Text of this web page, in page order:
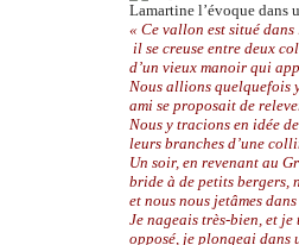
Lamartine l’évoque dans
« Ce vallon est situé
il se creuse entre deux
d’un vieux manoir qui
Nous allions quelquefois
ami se proposait de
Nous y tracions en idée
leurs branches d’une
Un soir, en revenant au
bride à de petits bergers,
et nous nous jetâmes
Je nageais très-bien, et
opposé, je plongeai dans